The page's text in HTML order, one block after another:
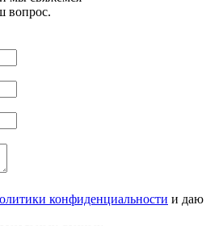
вопрос.
конфиденциальности и даю